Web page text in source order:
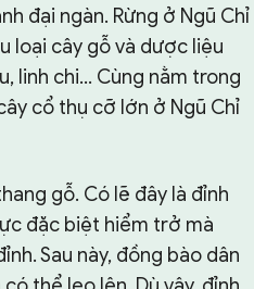
đại ngàn. Rừng ở Ngũ Chỉ
loại cây gỗ và dược liệu
linh chi… Cùng nằm trong
cổ thụ cỡ lớn ở Ngũ Chỉ
gỗ. Có lẽ đây là đỉnh
đặc biệt hiểm trở mà
Sau này, đồng bào dân